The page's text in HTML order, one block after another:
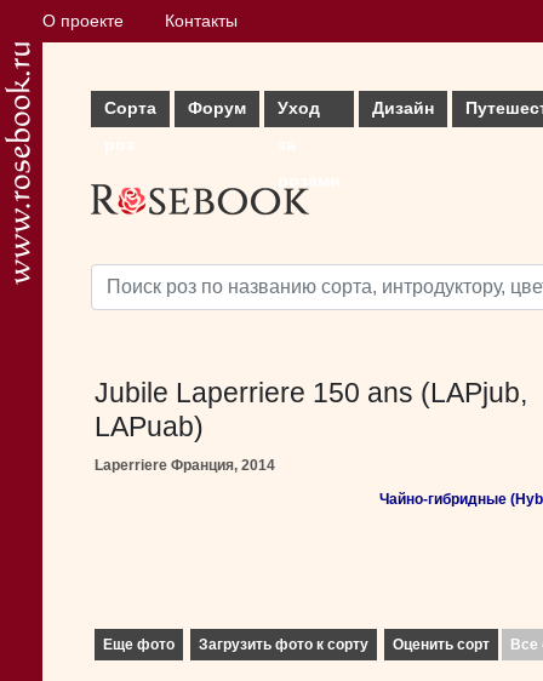
О проекте Контакты
Сорта
Форум
Уход
Дизайн
Jubile Laperriere 150 ans (LAPjub,
LAPuab)
Laperriere Франция, 2014
Чайно-гибридные
Еще фото Загрузить фото к сорту Оценить сорт Все